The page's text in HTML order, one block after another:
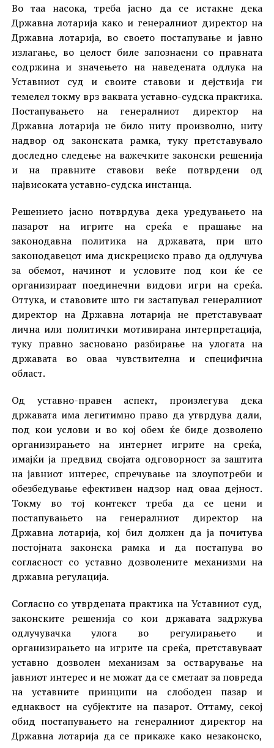
Во таа насока, треба јасно да се истакне дека
Државна лотарија како и генералниот директор на
Државна лотарија, во своето постапување и јавно
излагање, во целост биле запознаени со правната
содржина и значењето на наведената одлука на
Уставниот суд и своите ставови и дејствија ги
темелел токму врз ваквата уставно-судска практика.
Постапувањето на генералниот директор на
Државна лотарија не било ниту произволно, ниту
надвор од законската рамка, туку претставувало
доследно следење на важечките законски решенија
и на правните ставови веќе потврдени од
највисоката уставно-судска инстанца.
Решението јасно потврдува дека уредувањето на
пазарот на игрите на среќа е прашање на
законодавна политика на државата, при што
законодавецот има дискрециско право да одлучува
за обемот, начинот и условите под кои ќе се
организираат поединечни видови игри на среќа.
Оттука, и ставовите што ги застапувал генералниот
директор на Државна лотарија не претставуваат
лична или политички мотивирана интерпретација,
туку правно засновано разбирање на улогата на
државата во оваа чувствителна и специфична
област.
Од уставно-правен аспект, произлегува дека
државата има легитимно право да утврдува дали,
под кои услови и во кој обем ќе биде дозволено
организирањето на интернет игрите на среќа,
имајќи ја предвид својата одговорност за заштита
на јавниот интерес, спречување на злоупотреби и
обезбедување ефективен надзор над оваа дејност.
Токму во тој контекст треба да се цени и
постапувањето на генералниот директор на
Државна лотарија, кој бил должен да ја почитува
постојната законска рамка и да постапува во
согласност со уставно дозволените механизми на
државна регулација.
Согласно со утврдената практика на Уставниот суд,
законските решенија со кои државата задржува
одлучувачка улога во регулирањето и
организирањето на игрите на среќа, претставуваат
уставно дозволен механизам за остварување на
јавниот интерес и не можат да се сметаат за повреда
на уставните принципи на слободен пазар и
еднаквост на субјектите на пазарот. Оттаму, секој
обид постапувањето на генералниот директор на
Државна лотарија да се прикаже како незаконско,